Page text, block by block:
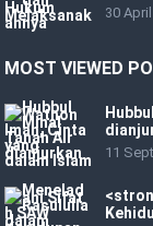
30
MOST VIEWED
11